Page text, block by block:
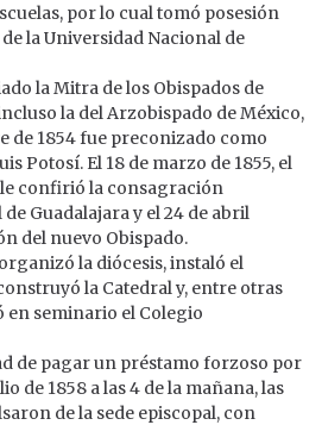
por lo cual tomó posesión
la Universidad Nacional de
la Mitra de los Obispados de
la del Arzobispado de México,
de 1854 fue preconizado como
Potosí. El 18 de marzo de 1855, el
confirió la consagración
Guadalajara y el 24 de abril
del nuevo Obispado.
la diócesis, instaló el
la Catedral y, entre otras
seminario el Colegio
de pagar un préstamo forzoso por
de 1858 a las 4 de la mañana, las
de la sede episcopal, con